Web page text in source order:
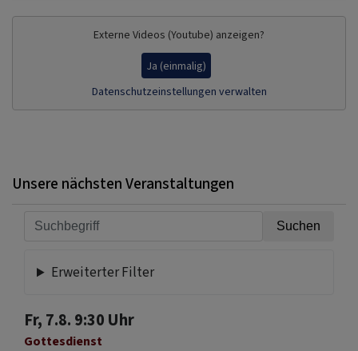
Externe Videos (Youtube) anzeigen?
Ja (einmalig)
Datenschutzeinstellungen verwalten
Unsere nächsten Veranstaltungen
Erweiterter Filter
Fr, 7.8. 9:30 Uhr
Gottesdienst